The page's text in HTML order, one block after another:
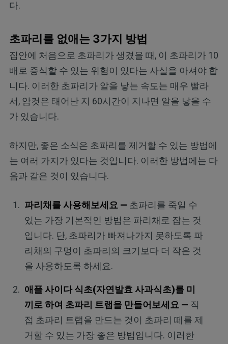
다.
초파리를 없애는 3가지 방법
집안에 처음으로 초파리가 생겼을 때, 이 초파리가 10
배로 증식할 수 있는 위험이 있다는 사실을 아셔야 합
니다. 이러한 초파리가 알을 낳는 속도는 매우 빨라
서, 암컷은 태어난 지 60시간이 지나면 알을 낳을 수
가 있습니다.
하지만, 좋은 소식은 초파리를 제거할 수 있는 방법에
는 여러 가지가 있다는 것입니다. 이러한 방법에는 다
음과 같은 것이 있습니다.
파리채를 사용해보세요 — 초파리를 죽일 수
있는 가장 기본적인 방법은 파리채로 잡는 것
입니다. 단, 초파리가 빠져나가지 못하도록 파
리채의 구멍이 초파리의 크기보다 더 작은 것
을 사용하도록 하세요.
애플 사이다 식초(자연발효 사과식초)를 미
끼로 하여 초파리 트랩을 만들어보세요 — 직
접 초파리 트랩을 만드는 것이 초파리 떼를 제
거할 수 있는 가장 좋은 방법입니다. 이러한